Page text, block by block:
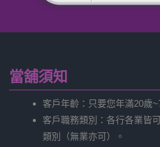
當舖須知
客戶年齡：只要您年滿20歲
客戶職務類別：各行各業皆
類別（無業亦可）。